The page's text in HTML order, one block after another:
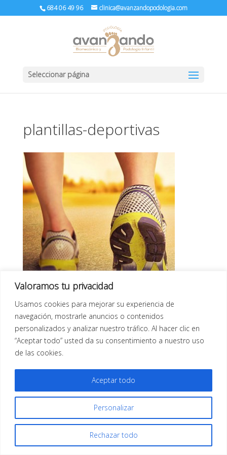
Valoramos tu privacidad
Usamos cookies para mejorar su experiencia de
navegación, mostrarle anuncios o contenidos
personalizados y analizar nuestro tráfico. Al hacer clic en
“Aceptar todo” usted da su consentimiento a nuestro uso
de las cookies.
Personalizar
Rechazar todo
Aceptar todo
684 06 49 96 clinica@avanzandopodologia.com
Seleccionar página
plantillas-deportivas
Plantillas deportivas para la práctica de deporte.
Todos los derechos reservados |
WebInfor Xàtiva